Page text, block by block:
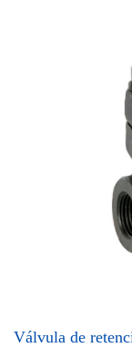
Válvula de